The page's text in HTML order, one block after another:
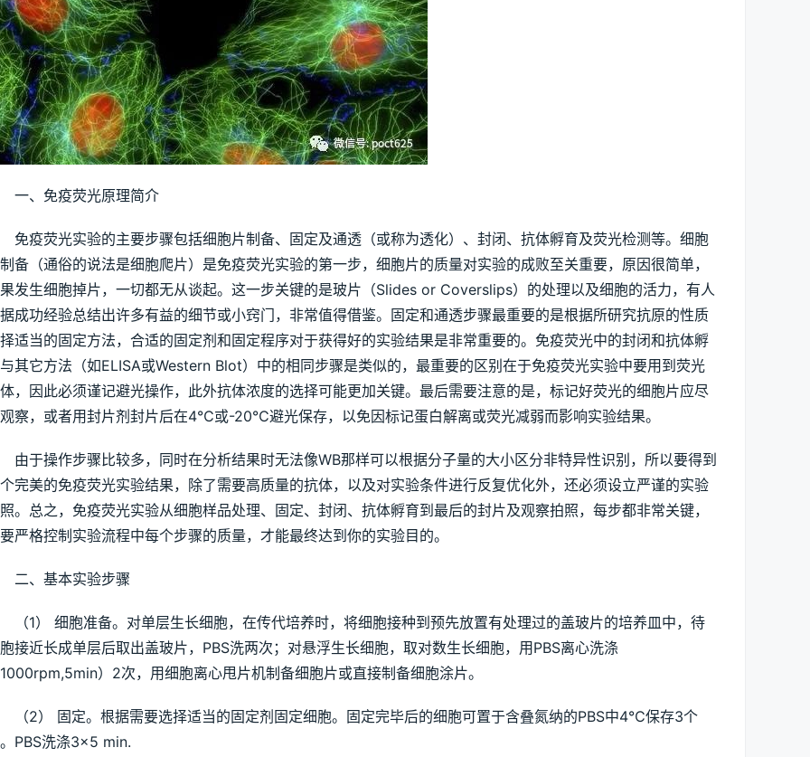
一、免疫荧光原理简介
免疫荧光实验的主要步骤包括细胞片制备、固定及通透（或称为透化）、封闭、抗体孵育及荧光检测等。细胞
备（通俗的说法是细胞爬片）是免疫荧光实验的第一步，细胞片的质量对实验的成败至关重要，原因很简单，
发生细胞掉片，一切都无从谈起。这一步关键的是玻片（Slides or Coverslips）的处理以及细胞的活力，有人
成功经验总结出许多有益的细节或小窍门，非常值得借鉴。固定和通透步骤最重要的是根据所研究抗原的性质
适当的固定方法，合适的固定剂和固定程序对于获得好的实验结果是非常重要的。免疫荧光中的封闭和抗体孵
其它方法（如ELISA或Western Blot）中的相同步骤是类似的，最重要的区别在于免疫荧光实验中要用到荧光
，因此必须谨记避光操作，此外抗体浓度的选择可能更加关键。最后需要注意的是，标记好荧光的细胞片应尽
察，或者用封片剂封片后在4℃或-20℃避光保存，以免因标记蛋白解离或荧光减弱而影响实验结果。
由于操作步骤比较多，同时在分析结果时无法像WB那样可以根据分子量的大小区分非特异性识别，所以要得到
完美的免疫荧光实验结果，除了需要高质量的抗体，以及对实验条件进行反复优化外，还必须设立严谨的实验
。总之，免疫荧光实验从细胞样品处理、固定、封闭、抗体孵育到最后的封片及观察拍照，每步都非常关键，
严格控制实验流程中每个步骤的质量，才能最终达到你的实验目的。
二、基本实验步骤
（1） 细胞准备。对单层生长细胞，在传代培养时，将细胞接种到预先放置有处理过的盖玻片的培养皿中，待
接近长成单层后取出盖玻片，PBS洗两次；对悬浮生长细胞，取对数生长细胞，用PBS离心洗涤
1000rpm,5min）2次，用细胞离心甩片机制备细胞片或直接制备细胞涂片。
（2） 固定。根据需要选择适当的固定剂固定细胞。固定完毕后的细胞可置于含叠氮纳的PBS中4℃保存3个
PBS洗涤3×5 min.